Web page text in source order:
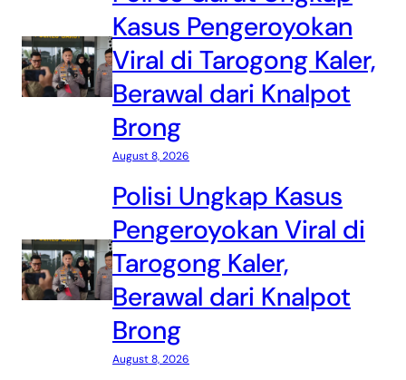
Kasus Pengeroyokan
Viral di Tarogong Kaler,
Berawal dari Knalpot
Brong
August 8, 2026
Polisi Ungkap Kasus
Pengeroyokan Viral di
Tarogong Kaler,
Berawal dari Knalpot
Brong
August 8, 2026